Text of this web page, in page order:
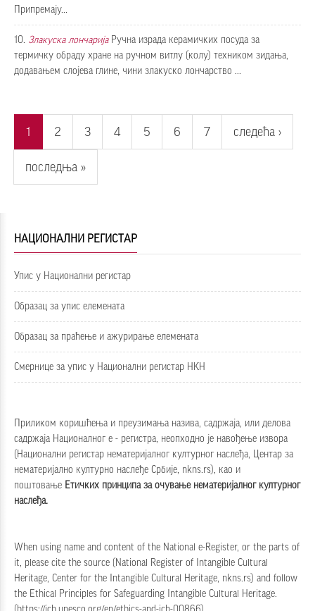
Припремају...
10. Злакуска лончарија Ручна израда керамичких посуда за
термичку обраду хране на ручном витлу (колу) техником зидања,
додавањем слојева глине, чини злакуско лончарство ...
Pages
1 2 3 4 5 6 7 следећа ›
последња »
НАЦИОНАЛНИ РЕГИСТАР
Упис у Национални регистар
Образац за упис елемената
Образац за праћење и ажурирање елемената
Смернице за упис у Национални регистар НКН
Приликом коришћења и преузимања назива, садржаја, или делова
садржаја Националног е - регистра, неопходно је навођење извора
(Национални регистар нематеријалног културног наслеђа, Центар за
нематеријално културно наслеђе Србије, nkns.rs), као и
поштовање Етичких принципа за очување нематеријалног културног
наслеђа.
When using name and content of the National e-Register, or the parts of
it, please cite the source (National Register of Intangible Cultural
Heritage, Center for the Intangible Cultural Heritage, nkns.rs) and follow
the Ethical Principles for Safeguarding Intangible Cultural Heritage.